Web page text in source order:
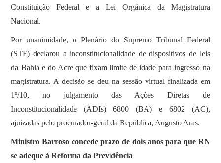
Constituição Federal e a Lei Orgânica da Magistratura
Nacional.
Por unanimidade, o Plenário do Supremo Tribunal Federal
(STF) declarou a inconstitucionalidade de dispositivos de leis
da Bahia e do Acre que fixam limite de idade para ingresso na
magistratura. A decisão se deu na sessão virtual finalizada em
1º/10, no julgamento das Ações Diretas de
Inconstitucionalidade (ADIs) 6800 (BA) e 6802 (AC),
ajuizadas pelo procurador-geral da República, Augusto Aras.
Ministro Barroso concede prazo de dois anos para que RN
se adeque à Reforma da Previdência